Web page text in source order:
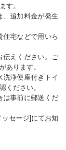
す。
、追加料金が発生
住宅などで用いら
伝えください。ご
あります。
洗浄便座付きトイ
ください。
は事前に郵送くだ
セージ]にてお知